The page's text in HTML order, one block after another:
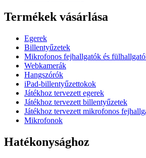
Termékek vásárlása
Egerek
Billentyűzetek
Mikrofonos fejhallgatók és
Webkamerák
Hangszórók
iPad-billentyűzettokok
Játékhoz tervezett egerek
Játékhoz tervezett billentyűzetek
Játékhoz tervezett mikrofonos
Mikrofonok
Hatékonysághoz